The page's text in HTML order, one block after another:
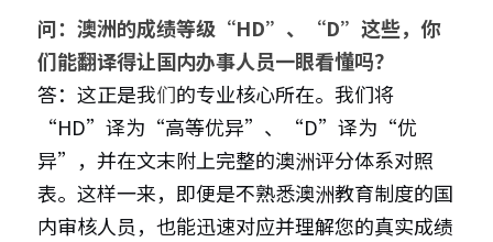
问：澳洲的成绩等级“HD”、“D”这些，你
们能翻译得让国内办事人员一眼看懂吗？
答：这正是我们的专业核心所在。我们将
“HD”译为“高等优异”、“D”译为“优
异”，并在文末附上完整的澳洲评分体系对照
表。这样一来，即便是不熟悉澳洲教育制度的国
内审核人员，也能迅速对应并理解您的真实成绩